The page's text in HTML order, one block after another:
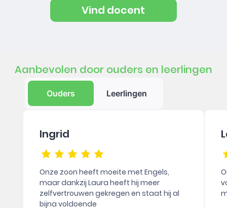
Vind docent
Aanbevolen door ouders en leerlingen
Ouders Leerlingen
Ingrid
Onze zoon heeft moeite met Engels,
maar dankzij Laura heeft hij meer
zelfvertrouwen gekregen en staat hij al
bijna voldoende